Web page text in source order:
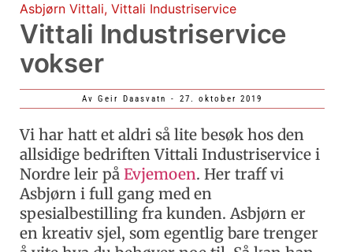
Asbjørn Vittali, Vittali Industriservice
Vittali Industriservice
vokser
Av Geir Daasvatn - 27. oktober 2019
Vi har hatt et aldri så lite besøk hos den
allsidige bedriften Vittali Industriservice i
Nordre leir på Evjemoen. Her traff vi
Asbjørn i full gang med en
spesialbestilling fra kunden. Asbjørn er
en kreativ sjel, som egentlig bare trenger